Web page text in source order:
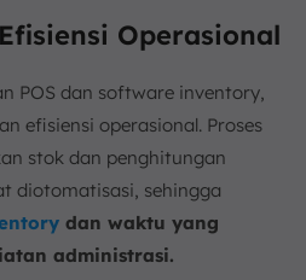
Operasional
POS dan software inventory,
efisiensi operasional. Proses
stok dan penghitungan
diotomatisasi, sehingga
dan waktu yang
administrasi.